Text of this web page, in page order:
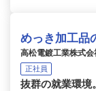
めっき加工品
高松電鍍工業株式会
正社員
抜群の就業環境